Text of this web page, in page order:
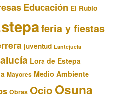
Educación El Rubio
feria y fiestas
juventud Lantejuela
Lora de Estepa
Mayores Medio Ambiente
Obras Ocio Osuna